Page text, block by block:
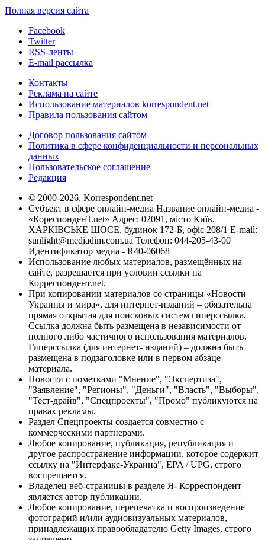
Полная версия сайта
Facebook
Twitter
RSS-ленты
E-mail рассылка
Контакты
Реклама на сайте
Использование материалов korrespondent.net
Правила пользования сайтом
Договор пользования сайтом
Политика в сфере конфиденциальности и персональных
данных
Пользовательское соглашение
Редакция
© 2000-2026, Korrespondent.net
Субъект в сфере онлайн-медиа Название онлайн-медиа -
«КореспонденТ.net» Адрес: 02091, місто Київ,
ХАРКІВСЬКЕ ШОСЕ, будинок 172-Б, офіс 208/1 E-mail:
sunlight@mediadim.com.ua Телефон: 044-205-43-00
Идентификатор медиа - R40-06068
Использование любых материалов, размещённых на
сайте, разрешается при условии ссылки на
Корреспондент.net.
При копировании материалов со страницы «Новости
Украины и мира», для интернет-изданий – обязательна
прямая открытая для поисковых систем гиперссылка.
Ссылка должна быть размещена в независимости от
полного либо частичного использования материалов.
Гиперссылка (для интернет- изданий) – должна быть
размещена в подзаголовке или в первом абзаце
материала.
Новости с пометками "Мнение", "Экспертиза",
"Заявление", "Регионы", "Деньги", "Власть", "Выборы",
"Тест-драйв", "Спецпроекты", "Промо" публикуются на
правах рекламы.
Раздел Спецпроекты создается совместно с
коммерческими партнерами.
Любое копирование, публикация, републикация и
другое распространение информации, которое содержит
ссылку на "Интерфакс-Украина", EPA / UPG, строго
воспрещается.
Владелец веб-страницы в разделе Я- Корреспондент
является автор публикации.
Любое копирование, перепечатка и воспроизведение
фотографий и/или аудиовизуальных материалов,
принадлежащих правообладателю Getty Images, строго